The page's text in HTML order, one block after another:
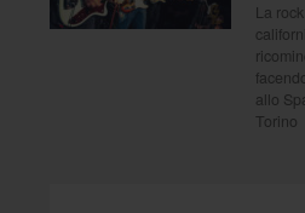
La
allo
Torino